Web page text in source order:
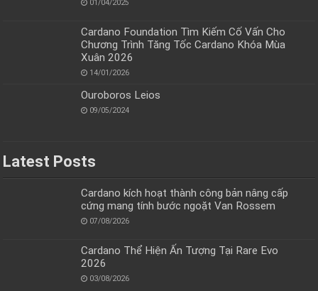
01/04/2025
Cardano Foundation Tìm Kiếm Cố Vấn Cho
Chương Trình Tăng Tốc Cardano Khóa Mùa
Xuân 2026
14/01/2026
Ouroboros Leios
09/05/2024
Latest Posts
Cardano kích hoạt thành công bản nâng cấp
cứng mang tính bước ngoặt Van Rossem
07/08/2026
Cardano Thể Hiện Ấn Tượng Tại Rare Evo
2026
03/08/2026